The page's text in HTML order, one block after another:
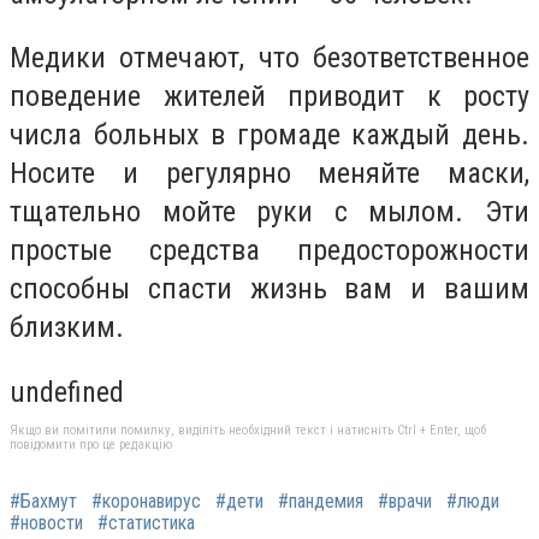
Медики отмечают, что безответственное
поведение жителей приводит к росту
числа больных в громаде каждый день.
Носите и регулярно меняйте маски,
тщательно мойте руки с мылом. Эти
простые средства предосторожности
способны спасти жизнь вам и вашим
близким.
undefined
Якщо ви помітили помилку, виділіть необхідний текст і натисніть Ctrl + Enter, щоб
повідомити про це редакцію
#Бахмут #коронавирус #дети #пандемия #врачи
#люди
#новости
#статистика